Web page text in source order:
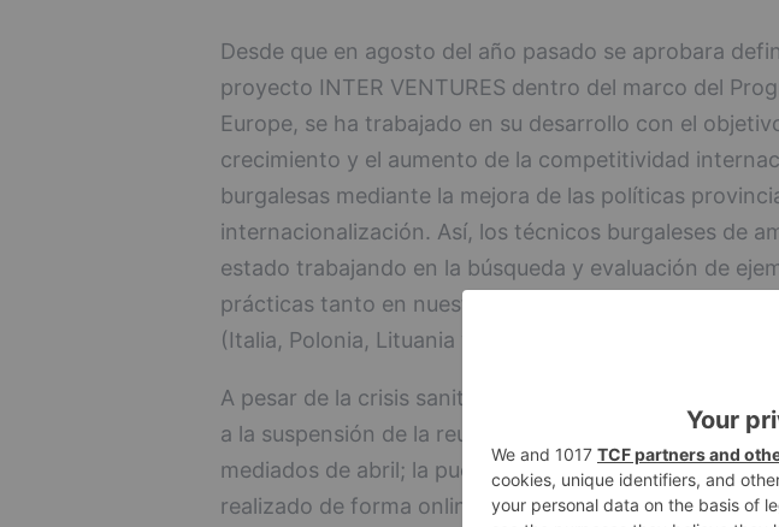
Desde que en agosto del año pasado se aprobara
proyecto INTER VENTURES dentro del marco del
Europe, se ha trabajado en su desarrollo con el
crecimiento y el aumento de la competitividad
burgalesas mediante la mejora de las políticas
internacionalización. Así, los técnicos burgaleses de
estado trabajando en la búsqueda y evaluación de
prácticas tanto en nuestra región como en los países
(Italia, Polonia, Lituania y Hungría).
A pesar de la crisis sanitaria sufrida por el COVID-19,
a la suspensión de la reunión presencial de los socios
mediados de abril; la puesta en común de las buenas
realizado de forma online a través de 3 reuniones en